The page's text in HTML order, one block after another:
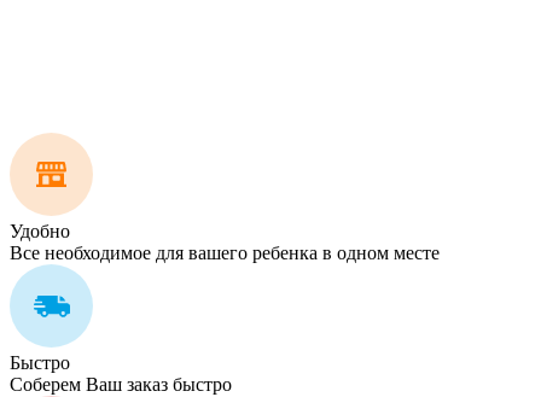
Удобно
Все необходимое для вашего ребенка в одном месте
Быстро
Соберем Ваш заказ быстро